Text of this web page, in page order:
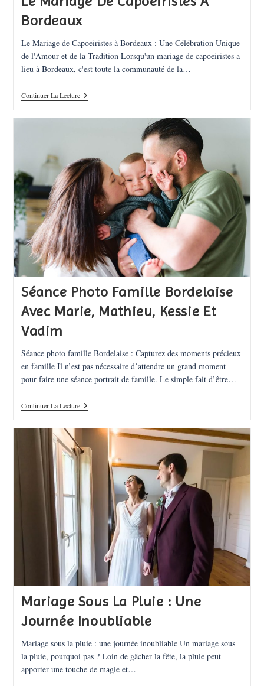
Bordeaux
Le Mariage de Capoeiristes à Bordeaux : Une Célébration Unique
de l'Amour et de la Tradition Lorsqu'un mariage de capoeiristes a
lieu à Bordeaux, c'est toute la communauté de la…
Continuer La LectureLe
Mariage
Séance Photo Famille Bordelaise
Avec Marie, Mathieu, Kessie Et
Vadim
Séance photo famille Bordelaise : Capturez des moments précieux
en famille Il n’est pas nécessaire d’attendre un grand moment
pour faire une séance portrait de famille. Le simple fait d’être…
Continuer La LectureSéance
Photo
Bordelaise
Marie,
Mathieu,
Kessie
Vadim
Mariage Sous La Pluie : Une
Journée Inoubliable
Mariage sous la pluie : une journée inoubliable Un mariage sous
la pluie, pourquoi pas ? Loin de gâcher la fête, la pluie peut
apporter une touche de magie et…